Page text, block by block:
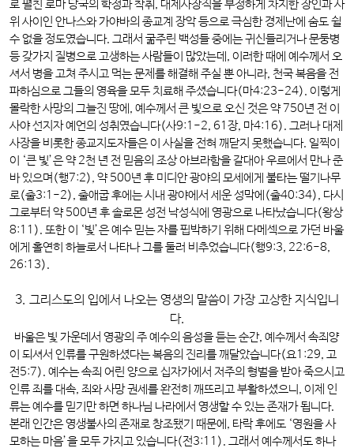
로 펼친 로마 당국의 학정과 착취, 대제사장직을 부정하게 차지한 장인과 사
위 사이인 안나스와 가야바의 종교계 장악 등으로 극심한 경제난에 숨도 쉴
수 없을 정도였습니다. 그래서 굶주린 백성들 중에는 귀신들리거나 문둥병
등 갖가지 질병으로 고생하는 사람들이 많았는데, 이러한 때에 예수께서 오
셔서 병을 고쳐 주시고 먹는 문제를 해결해 주실 뿐 아니라, 천국 복음을 전
파하심으로 그들의 영육을 모두 치료해 주셨습니다(마4:23-24). 이렇게
몰락한 사망의 그늘진 땅에, 예수께서 큰 빛으로 오신 것은 약 750년 전 이
사야 선지자 예언의 성취였습니다(사9:1-2, 61장, 마4:16). 그러나 대제
사장을 비롯한 종교지도자들은 이 사실을 전혀 깨닫지 못했습니다. 일찍이
이 ‘큰 빛’은 약 2천 년 전 믿음의 조상 아브라함을 갈대아 우르에서 만나 준
바 있으며(행7:2), 약 500년 후 미디안 광야의 모세에게 불타는 떨기나무
로(출3:1-2), 출애굽 후에는 시내 광야에서 세운 성막에(출40:34), 다시
그로부터 약 500년 후 솔로몬 성전 낙성식에 영광으로 나타났습니다(왕상
8:11). 또한 이 ‘빛’은 예수 믿는 자를 핍박하기 위해 다메섹으로 가던 바울
에게 홀연히 하늘로서 나타나 그를 둘러 비추었습니다(행9:3, 22:6-8,
26:13).
3. 그리스도의 입에서 나오는 영생의 말씀이 가장 고상한 지식입니
다.
바울은 빛 가운데서 영광의 주 예수의 음성을 듣는 순간, 예수께서 속죄양
이 되셔서 인류를 구원하셨다는 복음의 진리를 깨달았습니다(요1:29, 고
전5:7). 예수는 속죄 어린 양으로 십자가에서 저주의 형벌을 받아 죽으시고
인류 죄를 대속, 죄와 사망 권세를 완전히 깨뜨리고 부활하셨으니, 이제 인
류는 예수를 믿기만 하면 하나님 나라에서 영생할 수 있는 존재가 됩니다.
본래 인간은 영생불사의 존재로 창조됐기 때문에, 타락 후에도 ‘영원을 사
모하는 마음’을 모두 가지고 있습니다(전3:11). 그래서 예수께서도 하나